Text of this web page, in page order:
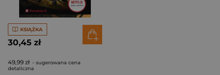
KSIĄŻKA
30,45 zł
49,99 zł - sugerowana cena
detaliczna